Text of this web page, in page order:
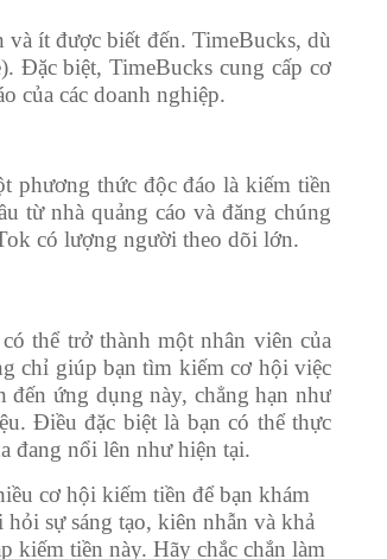
ít được biết đến. TimeBucks, dù
Đặc biệt, TimeBucks cung cấp cơ
của các doanh nghiệp.
phương thức độc đáo là kiếm tiền
từ nhà quảng cáo và đăng chúng
có lượng người theo dõi lớn.
thể trở thành một nhân viên của
chỉ giúp bạn tìm kiếm cơ hội việc
đến ứng dụng này, chẳng hạn như
Điều đặc biệt là bạn có thể thực
đang nổi lên như hiện tại.
cơ hội kiếm tiền để bạn khám
sự sáng tạo, kiên nhẫn và khả
kiếm tiền này. Hãy chắc chắn làm